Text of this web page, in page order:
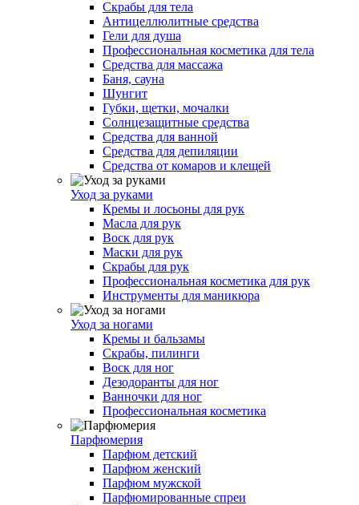
Скрабы для тела
Антицеллюлитные средства
Гели для душа
Профессиональная косметика для тела
Средства для массажа
Баня, сауна
Шунгит
Губки, щетки, мочалки
Солнцезащитные средства
Средства для ванной
Средства для депиляции
Средства от комаров и клещей
Уход за руками
Кремы и лосьоны для рук
Масла для рук
Воск для рук
Маски для рук
Скрабы для рук
Профессиональная косметика для рук
Инструменты для маникюра
Уход за ногами
Кремы и бальзамы
Скрабы, пилинги
Воск для ног
Дезодоранты для ног
Ванночки для ног
Профессиональная косметика
Парфюмерия
Парфюм детский
Парфюм женский
Парфюм мужской
Парфюмированные спреи